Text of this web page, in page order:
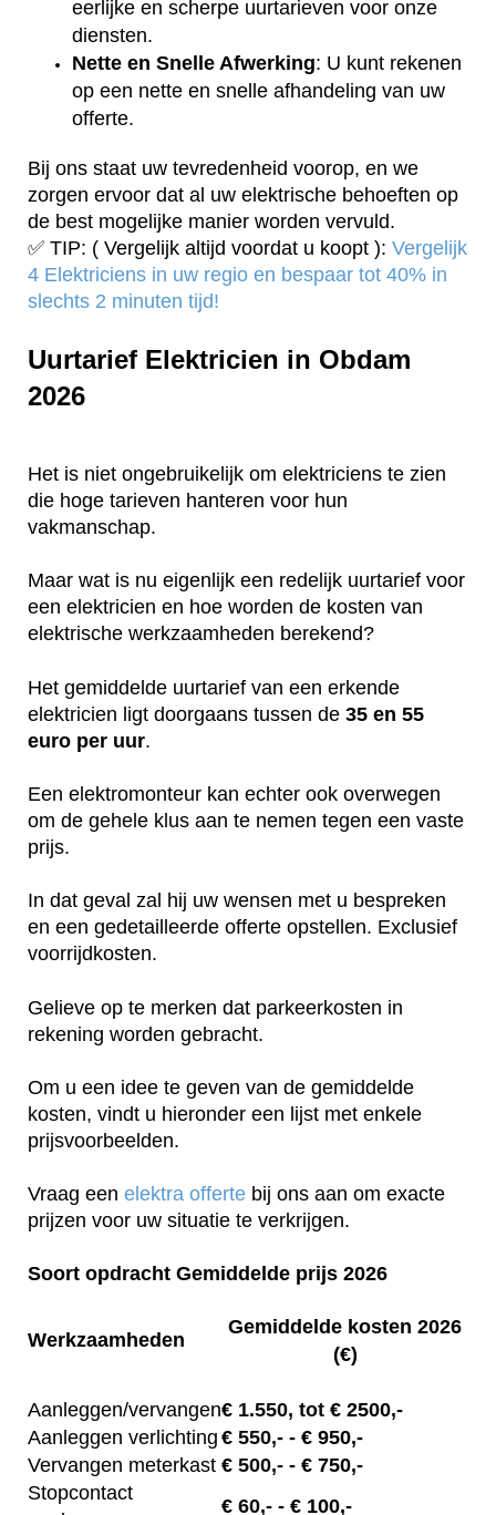
eerlijke en scherpe uurtarieven voor onze
diensten.
Nette en Snelle Afwerking: U kunt rekenen
op een nette en snelle afhandeling van uw
offerte.
Bij ons staat uw tevredenheid voorop, en we
zorgen ervoor dat al uw elektrische behoeften op
de best mogelijke manier worden vervuld.
✅ TIP: ( Vergelijk altijd voordat u koopt ): Vergelijk
4 Elektriciens in uw regio en bespaar tot 40% in
slechts 2 minuten tijd!
Uurtarief Elektricien in Obdam
2026
Het is niet ongebruikelijk om elektriciens te zien
die hoge tarieven hanteren voor hun
vakmanschap.
Maar wat is nu eigenlijk een redelijk uurtarief voor
een elektricien en hoe worden de kosten van
elektrische werkzaamheden berekend?
Het gemiddelde uurtarief van een erkende
elektricien ligt doorgaans tussen de 35 en 55
euro per uur.
Een elektromonteur kan echter ook overwegen
om de gehele klus aan te nemen tegen een vaste
prijs.
In dat geval zal hij uw wensen met u bespreken
en een gedetailleerde offerte opstellen. Exclusief
voorrijdkosten.
Gelieve op te merken dat parkeerkosten in
rekening worden gebracht.
Om u een idee te geven van de gemiddelde
kosten, vindt u hieronder een lijst met enkele
prijsvoorbeelden.
Vraag een elektra offerte bij ons aan om exacte
prijzen voor uw situatie te verkrijgen.
Soort opdracht Gemiddelde prijs 2026
Werkzaamheden
Gemiddelde kosten 2026
(€)
Aanleggen/vervangen€ 1.550, tot € 2500,-
Aanleggen verlichting € 550,- - € 950,-
Vervangen meterkast € 500,- - € 750,-
Stopcontact
€ 60,- - € 100,-